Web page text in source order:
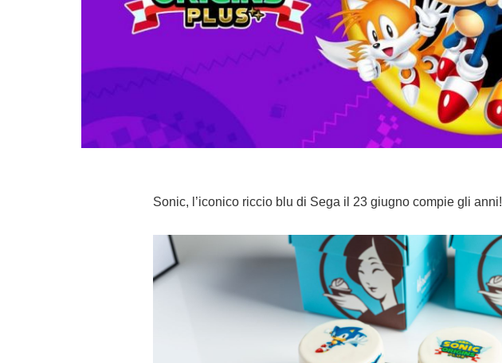
Sonic, l’iconico riccio blu di Sega il 23 giugno compie gli anni!